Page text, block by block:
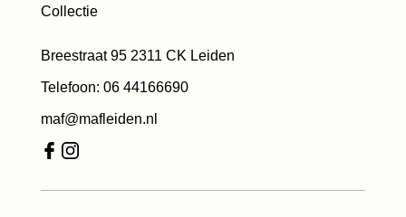
Collectie
Breestraat 95 2311 CK Leiden
Telefoon: 06 44166690
maf@mafleiden.nl